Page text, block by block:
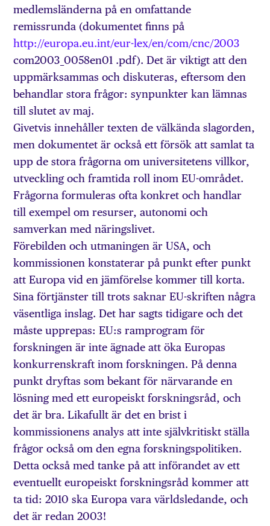
medlemsländerna på en omfattande
remissrunda (dokumentet finns på
http://europa.eu.int/eur-lex/en/com/cnc/2003
com2003_0058en01 .pdf). Det är viktigt att den
uppmärksammas och diskuteras, eftersom den
behandlar stora frågor: synpunkter kan lämnas
till slutet av maj.
Givetvis innehåller texten de välkända slagorden,
men dokumentet är också ett försök att samlat ta
upp de stora frågorna om universitetens villkor,
utveckling och framtida roll inom EU-området.
Frågorna formuleras ofta konkret och handlar
till exempel om resurser, autonomi och
samverkan med näringslivet.
Förebilden och utmaningen är USA, och
kommissionen konstaterar på punkt efter punkt
att Europa vid en jämförelse kommer till korta.
Sina förtjänster till trots saknar EU-skriften några
väsentliga inslag. Det har sagts tidigare och det
måste upprepas: EU:s ramprogram för
forskningen är inte ägnade att öka Europas
konkurrenskraft inom forskningen. På denna
punkt dryftas som bekant för närvarande en
lösning med ett europeiskt forskningsråd, och
det är bra. Likafullt är det en brist i
kommissionens analys att inte självkritiskt ställa
frågor också om den egna forskningspolitiken.
Detta också med tanke på att införandet av ett
eventuellt europeiskt forskningsråd kommer att
ta tid: 2010 ska Europa vara världsledande, och
det är redan 2003!